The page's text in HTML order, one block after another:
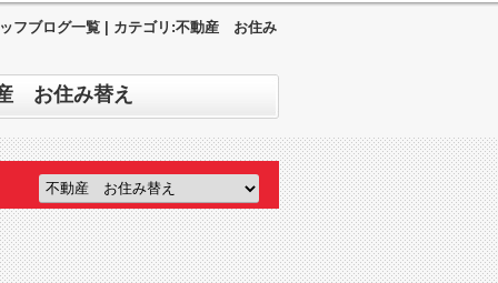
フブログ一覧 | カテゴリ:不動産 お住み
お住み替え